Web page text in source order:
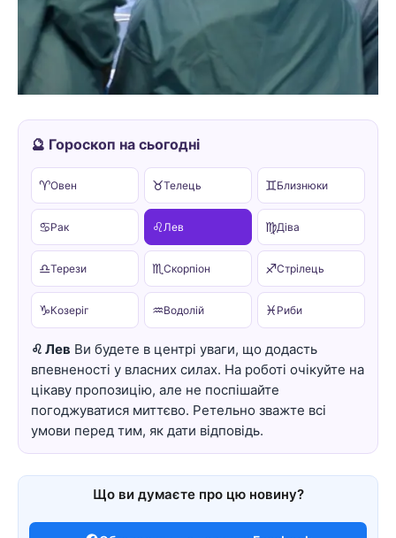
🔮 Гороскоп на сьогодні
♈Овен ♉Телець ♊Близнюки
♋Рак ♌ Лев ♍Діва
♎Терези ♏Скорпіон ♐Стрілець
♑Козеріг ♒Водолій ♓ Риби
♌ Лев Ви будете в центрі уваги, що додасть
впевненості у власних силах. На роботі очікуйте на
цікаву пропозицію, але не поспішайте
погоджуватися миттєво. Ретельно зважте всі
умови перед тим, як дати відповідь.
Що ви думаєте про цю новину?